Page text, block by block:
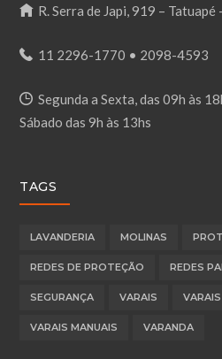
R. Serra de Japi, 919 – Tatuapé
11 2296-1770 • 2098-4593
Segunda a Sexta, das 09h às
Sábado das 9h às 13hs
TAGS
LAVANDERIA MOLINAS
REDES DE PROTEÇÃO REDES
SEGURANÇA VARAIS
VARAIS MANUAIS VARANDA